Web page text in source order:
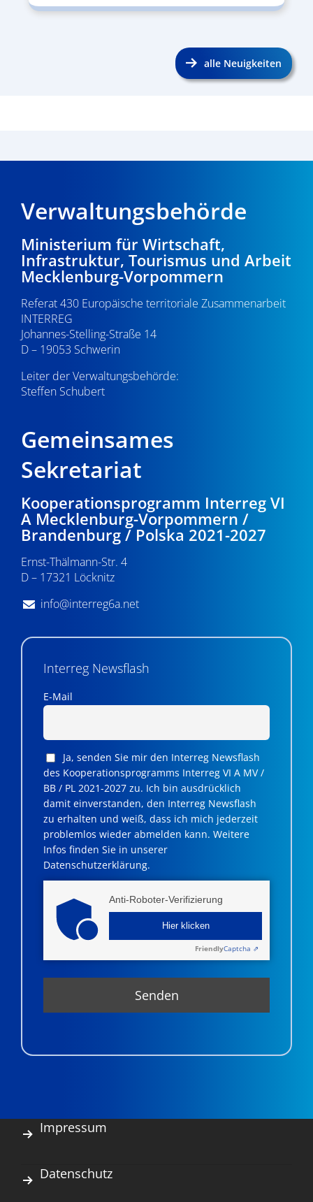
alle Neuigkeiten
Verwaltungsbehörde
Ministerium für Wirtschaft,
Infrastruktur, Tourismus und Arbeit
Mecklenburg-Vorpommern
Referat 430 Europäische territoriale Zusammenarbeit
INTERREG
Johannes-Stelling-Straße 14
D – 19053 Schwerin
Leiter der Verwaltungsbehörde:
Steffen Schubert
Gemeinsames
Sekretariat
Kooperationsprogramm Interreg VI
A Mecklenburg-Vorpommern /
Brandenburg / Polska 2021-2027
Ernst-Thälmann-Str. 4
D – 17321 Löcknitz
info@interreg6a.net
Interreg Newsflash
E-Mail
Ja, senden Sie mir den Interreg Newsflash
des Kooperationsprogramms Interreg VI A MV /
BB / PL 2021-2027 zu. Ich bin ausdrücklich
damit einverstanden, den Interreg Newsflash
zu erhalten und weiß, dass ich mich jederzeit
problemlos wieder abmelden kann. Weitere
Infos finden Sie in unserer
Datenschutzerklärung.
Anti-Roboter-Verifizierung
Hier klicken
FriendlyCaptcha ⇗
Impressum
Datenschutz